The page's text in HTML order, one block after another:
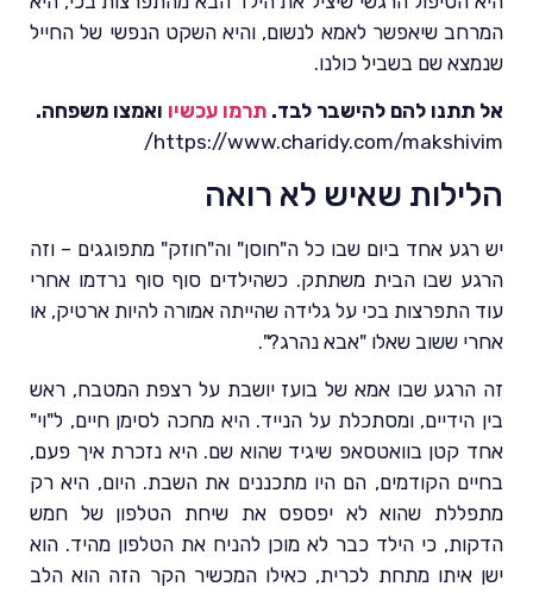
המרחב שיאפשר לאמא לנשום, והיא השקט הנפשי של החייל
שנמצא שם בשביל כולנו.
אל תתנו להם להישבר לבד. תרמו עכשיו ואמצו משפחה.
https://www.charidy.com/makshivim/
הלילות שאיש לא רואה
יש רגע אחד ביום שבו כל ה"חוסן" וה"חוזק" מתפוגגים – וזה
הרגע שבו הבית משתתק. כשהילדים סוף סוף נרדמו אחרי
עוד התפרצות בכי על גלידה שהייתה אמורה להיות ארטיק, או
אחרי ששוב שאלו "אבא נהרג?".
זה הרגע שבו אמא של בועז יושבת על רצפת המטבח, ראש
בין הידיים, ומסתכלת על הנייד. היא מחכה לסימן חיים, ל"וי"
אחד קטן בוואטסאפ שיגיד שהוא שם. היא נזכרת איך פעם,
בחיים הקודמים, הם היו מתכננים את השבת. היום, היא רק
מתפללת שהוא לא יפספס את שיחת הטלפון של חמש
הדקות, כי הילד כבר לא מוכן להניח את הטלפון מהיד. הוא
ישן איתו מתחת לכרית, כאילו המכשיר הקר הזה הוא הלב